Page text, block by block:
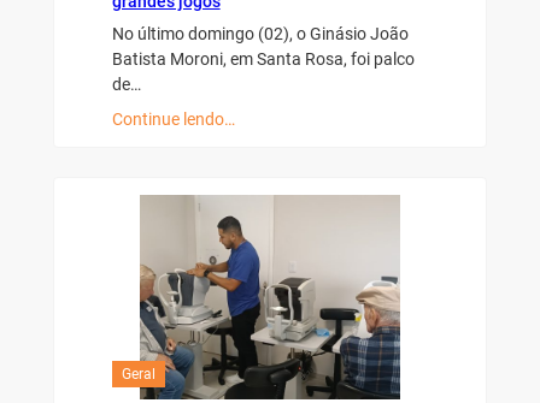
No último domingo (02), o Ginásio João
Batista Moroni, em Santa Rosa, foi palco
de…
Continue lendo…
Geral